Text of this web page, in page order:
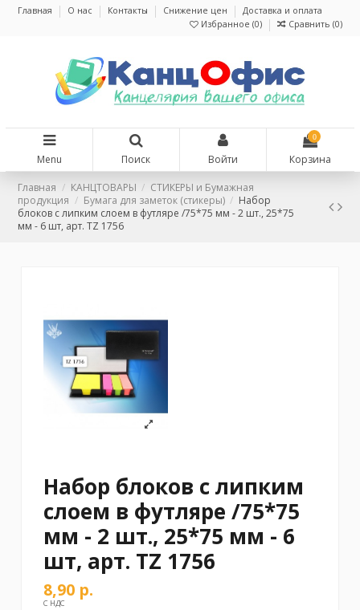
Главная О нас Контакты Снижение цен
Доставка и оплата
Избранное (0) Сравнить (0)
Menu Поиск Войти
0
Корзина
Главная КАНЦТОВАРЫ
СТИКЕРЫ и Бумажная
продукция
Бумага для заметок (стикеры)
Набор
блоков с липким слоем в футляре /75*75 мм - 2 шт., 25*75
мм - 6 шт, арт. TZ 1756
Набор блоков с липким
слоем в футляре /75*75
мм - 2 шт., 25*75 мм - 6
шт, арт. TZ 1756
8,90 р.
С НДС